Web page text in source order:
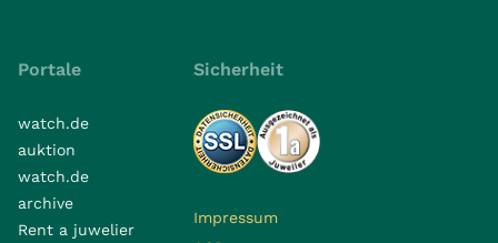
Portale
watch.de
auktion
watch.de
archive
Rent a juwelier
Sicherheit
Impressum